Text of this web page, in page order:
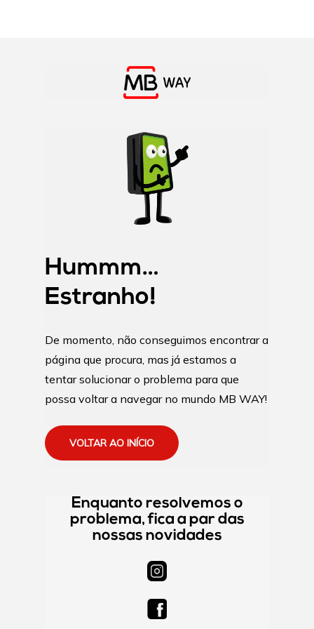
Hummm…
Estranho!
De momento, não conseguimos encontrar a
página que procura, mas já estamos a
tentar solucionar o problema para que
possa voltar a navegar no mundo MB WAY!
VOLTAR AO INÍCIO
Enquanto resolvemos o
problema, fica a par das
nossas novidades